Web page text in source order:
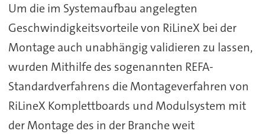
Um die im Systemaufbau angelegten
Geschwindigkeitsvorteile von RiLineX bei der
Montage auch unabhängig validieren zu lassen,
wurden Mithilfe des sogenannten REFA-
Standardverfahrens die Montageverfahren von
RiLineX Komplettboards und Modulsystem mit
der Montage des in der Branche weit